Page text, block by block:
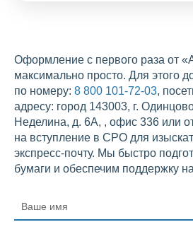
Оформление с первого раза от
максимально просто. Для этого
по номеру: 8 800 101-72-03,
адресу: город 143003, г.
Неделина, д. 6А, , офис 336 или
на вступление в СРО для
экспресс-почту. Мы быстро
бумаги и обеспечим поддержку